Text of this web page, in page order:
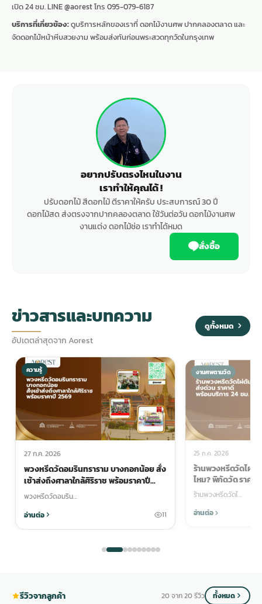
เปิด 24 ชม. LINE @aorest โทร 095-079-6187
บริการที่เกี่ยวข้อง:ดูบริการหลักของเราที่ดอกไม้งานศพ ปากคลองตลาดและ
จัดดอกไม้หน้าหีบสวยงาม พร้อมส่งทันก่อนพระสวดทุกวัดในกรุงเทพ
อยากปรับตรงไหนในงาน
เราทำให้คุณได้ !
ปรับดอกไม้ สีดอกไม้ ตีราคาให้ครับ ประสบการณ์ 30 ปี
ดอกไม้สด ส่งตรงจากปากคลองตลาด ใช้วันต่อวัน ดอกไม้งานศพ
งานแต่ง ดอกไม้ช่อ เราทำได้หมด
สั่งซื้อ
ข่าวสารและบทความ
อัปเดตล่าสุดจาก Aorest
ดูทั้งหมด
ความรู้
27 ก.ค. 2026
พวงหรีดวัดอมรินทราราม บางกอกน้อย สั่ง
เช้าส่งถึงศาลาใกล้ศิริราช พร้อมราคาปี
2569
พวงหรีดวัดอมริน…
อ่านต่อ
11
งานศพตามวัด
25 ก.ค. 2026
ร้านพวงหรีดวัดไผ่
ไหม? พิกัดวัด ราคา
ร้านพวงหรีดวัดไ…
อ่านต่อ
รีวิวจากลูกค้า 20 จาก 20 รีวิว ทั้งหมด